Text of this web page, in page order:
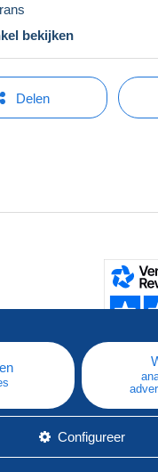
bekijken
Delen
Configureer